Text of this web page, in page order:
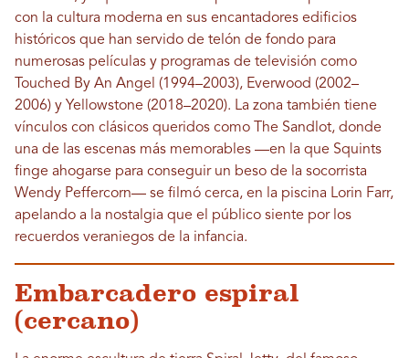
con la cultura moderna en sus encantadores edificios
históricos que han servido de telón de fondo para
numerosas películas y programas de televisión como
Touched By An Angel (1994–2003), Everwood (2002–
2006) y Yellowstone (2018–2020). La zona también tiene
vínculos con clásicos queridos como The Sandlot, donde
una de las escenas más memorables —en la que Squints
finge ahogarse para conseguir un beso de la socorrista
Wendy Peffercorn— se filmó cerca, en la piscina Lorin Farr,
apelando a la nostalgia que el público siente por los
recuerdos veraniegos de la infancia.
Embarcadero espiral
(cercano)